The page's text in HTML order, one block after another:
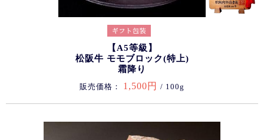
【A5等級】
松阪牛 モモブロック(特上)
霜降り
販売価格： 1,500円 / 100g